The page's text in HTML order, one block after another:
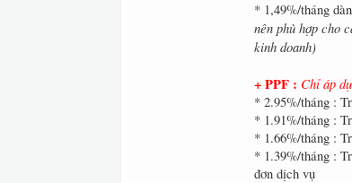
* 1,49%/tháng
nên phù hợp cho
kinh doanh)
+ PPF : Chỉ áp
* 2.95%/tháng :
* 1.91%/tháng :
* 1.66%/tháng :
* 1.39%/tháng :
đơn dịch vụ